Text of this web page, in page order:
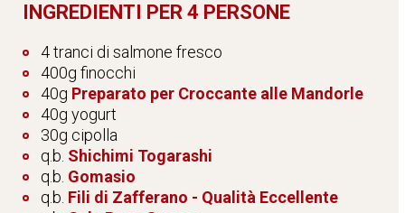
INGREDIENTI PER 4 PERSONE
4 tranci di salmone fresco
400g finocchi
40g Preparato per Croccante alle Mandorle
40g yogurt
30g cipolla
q.b. Shichimi Togarashi
q.b. Gomasio
q.b. Fili di Zafferano - Qualità Eccellente